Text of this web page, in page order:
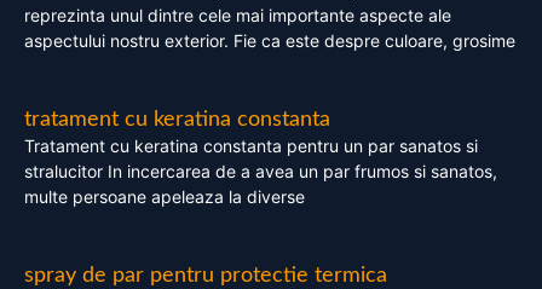
reprezinta unul dintre cele mai importante aspecte ale
aspectului nostru exterior. Fie ca este despre culoare, grosime
tratament cu keratina constanta
Tratament cu keratina constanta pentru un par sanatos si
stralucitor In incercarea de a avea un par frumos si sanatos,
multe persoane apeleaza la diverse
spray de par pentru protectie termica